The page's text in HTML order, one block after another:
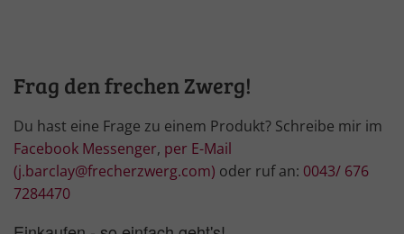
Frag den frechen Zwerg!
Du hast eine Frage zu einem Produkt? Schreibe mir im
Facebook Messenger, per E-Mail
(j.barclay@frecherzwerg.com) oder ruf an: 0043/ 676
7284470